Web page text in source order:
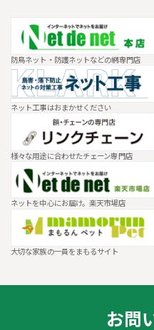
防鳥ネット・防護ネットなどの網専門店
ネット工事はおまかせください
様々な用途に合わせたチェーン専門店
ネットを中心にお届け。楽天市場店
大切な家族の一員をまもるサイト
お問